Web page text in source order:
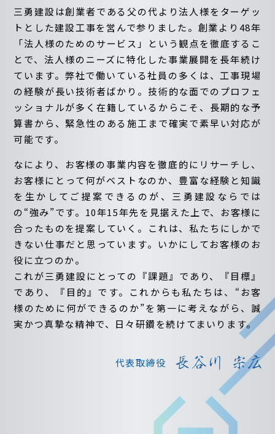
三勇建設は創業者である父の代より法人様をターゲッ
トとした建設工事を営んで参りました。創業より48年
「法人様のためのサービス」という観点を徹底するこ
とで、法人様のニーズに特化した事業展開を長年続け
ています。弊社で働いている社員の多くは、工事現場
の経験が長い技術者ばかり。技術的な面でのプロフェ
ッショナルが多く在籍しているからこそ、長期的な予
算書から、緊急性のある施工まで確実で素早い対応が
可能です。
なにより、お客様の事業内容を徹底的にリサーチし、
お客様にとって何がベストなのか、豊富な経験と知識
を生かしてご提案できるのが、三勇建設ならでは
の“強み”です。10年15年先を見据えた上で、お客様に
合ったものを提案していく。これは、私たちにしかで
きない仕事だと思っています。いかにしてお客様のお
役に立つのか。
これが三勇建設にとっての『課題』であり、『目標』
であり、『目的』です。これからも私たちは、“お客
様のために何ができるのか”を第一に考えながら、誠
実かつ真摯な精神で、日々研鑽を続けてまいります。
代表取締役